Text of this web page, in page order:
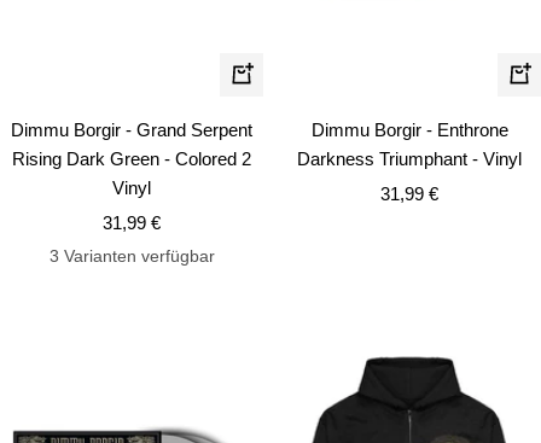
In
Warenkorb
Dimmu Borgir - Grand Serpent
Rising Dark Green - Colored 2
Vinyl
Angebotspreis
31,99 €
3 Varianten verfügbar
In
Dimmu Borgir - Enthrone
Darkness Triumphant - Vinyl
Angebotspreis
31,99 €